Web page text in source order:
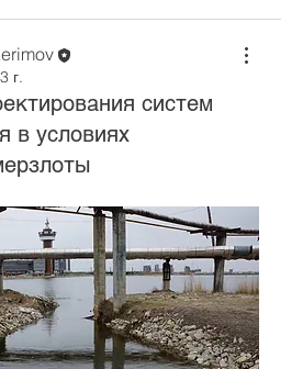
г.
систем
в условиях